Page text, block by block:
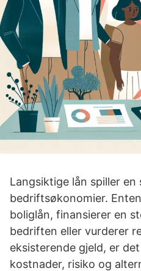
Langsiktige lån spiller
bedriftsøkonomier.
boliglån, finansierer en
bedriften eller vurderer
eksisterende gjeld, er
kostnader, risiko og